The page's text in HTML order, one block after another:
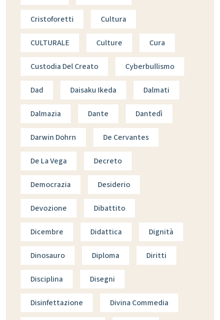
Cristoforetti Cultura
CULTURALE Culture Cura
Custodia Del Creato Cyberbullismo
Dad Daisaku Ikeda Dalmati
Dalmazia Dante Dantedì
Darwin Dohrn De Cervantes
De La Vega Decreto
Democrazia Desiderio
Devozione Dibattito
Dicembre Didattica Dignità
Dinosauro Diploma Diritti
Disciplina Disegni
Disinfettazione Divina Commedia